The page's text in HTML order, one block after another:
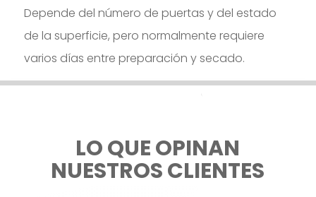
Depende del número de puertas y del estado
de la superficie, pero normalmente requiere
varios días entre preparación y secado.
LO QUE OPINAN
NUESTROS CLIENTES